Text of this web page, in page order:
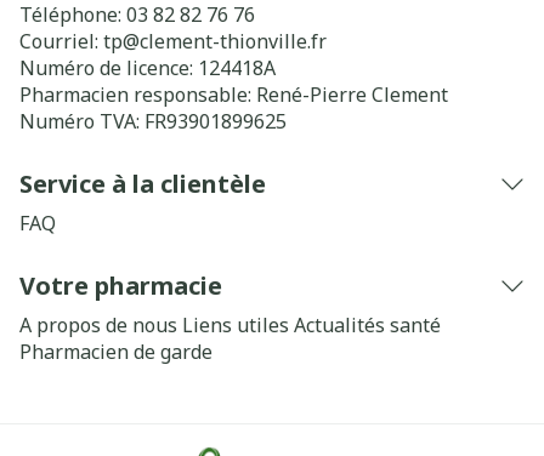
Téléphone: 03 82 82 76 76
Courriel: tp@clement-thionville.fr
Numéro de licence: 124418A
Pharmacien responsable: René-Pierre Clement
Numéro TVA: FR93901899625
Service à la clientèle
FAQ
Votre pharmacie
A propos de nous Liens utiles Actualités santé
Pharmacien de garde